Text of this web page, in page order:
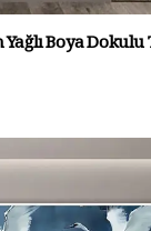
Yağlı Boya